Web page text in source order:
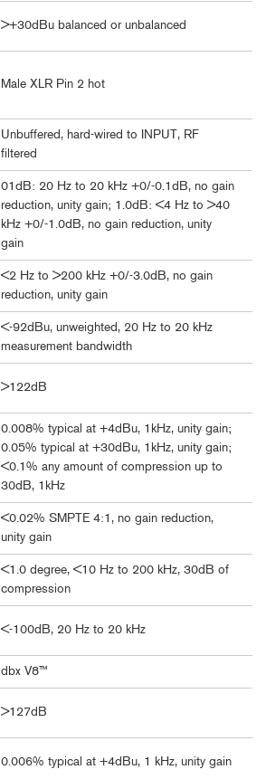
>+30dBu balanced or unbalanced
Male XLR Pin 2 hot
Unbuffered, hard-wired to INPUT, RF
filtered
01dB: 20 Hz to 20 kHz +0/-0.1dB, no gain
reduction, unity gain; 1.0dB: <4 Hz to >40
kHz +0/-1.0dB, no gain reduction, unity
gain
<2 Hz to >200 kHz +0/-3.0dB, no gain
reduction, unity gain
<-92dBu, unweighted, 20 Hz to 20 kHz
measurement bandwidth
>122dB
0.008% typical at +4dBu, 1kHz, unity gain;
0.05% typical at +30dBu, 1kHz, unity gain;
<0.1% any amount of compression up to
30dB, 1kHz
<0.02% SMPTE 4:1, no gain reduction,
unity gain
<1.0 degree, <10 Hz to 200 kHz, 30dB of
compression
<-100dB, 20 Hz to 20 kHz
dbx V8™
>127dB
0.006% typical at +4dBu, 1 kHz, unity gain